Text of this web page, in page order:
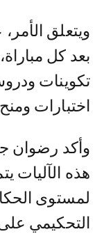
ويتعلق
بعد كل
تكوينات
اختبارات
وأكد رضوان
هذه الآليات
لمستوى
التحكيمي